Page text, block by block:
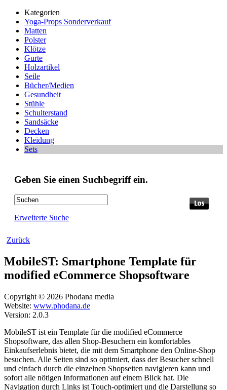
Kategorien
Yoga-Props Sonderverkauf
Matten
Polster
Klötze
Gurte
Holzartikel
Seile
Bücher/Medien
Gesundheit
Stühle
Schulterstand
Sandsäcke
Decken
Kleidung
Sets
Geben Sie einen Suchbegriff ein.
Erweiterte Suche
Zurück
MobileST: Smartphone Template für
modified eCommerce Shopsoftware
Copyright © 2026 Phodana media
Website: www.phodana.de
Version: 2.0.3
MobileST ist ein Template für die modified eCommerce
Shopsoftware, das allen Shop-Besuchern ein komfortables
Einkaufserlebnis bietet, die mit dem Smartphone den Online-Shop
besuchen. Alle Seiten sind so optimiert, dass der Besucher schnell
und einfach durch die einzelnen Shopseiten navigieren kann und
sofort alle nötigen Informationen auf einem Blick hat. Die
Navigation durch Links ist Touch-optimiert und die Darstellung so